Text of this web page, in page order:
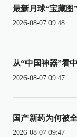
最新月球“宝藏图
2026-08-07 09:48
从“中国神器”看
2026-08-07 09:47
国产新药为何被
2026-08-07 09:47